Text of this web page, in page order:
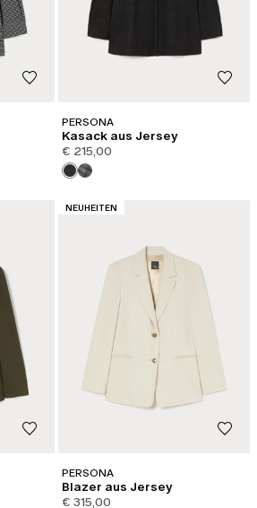
PERSONA
Kasack aus Jersey
€ 215,00
KATEGORIE:
NEUHEITEN
PERSONA
Blazer aus Jersey
€ 315,00